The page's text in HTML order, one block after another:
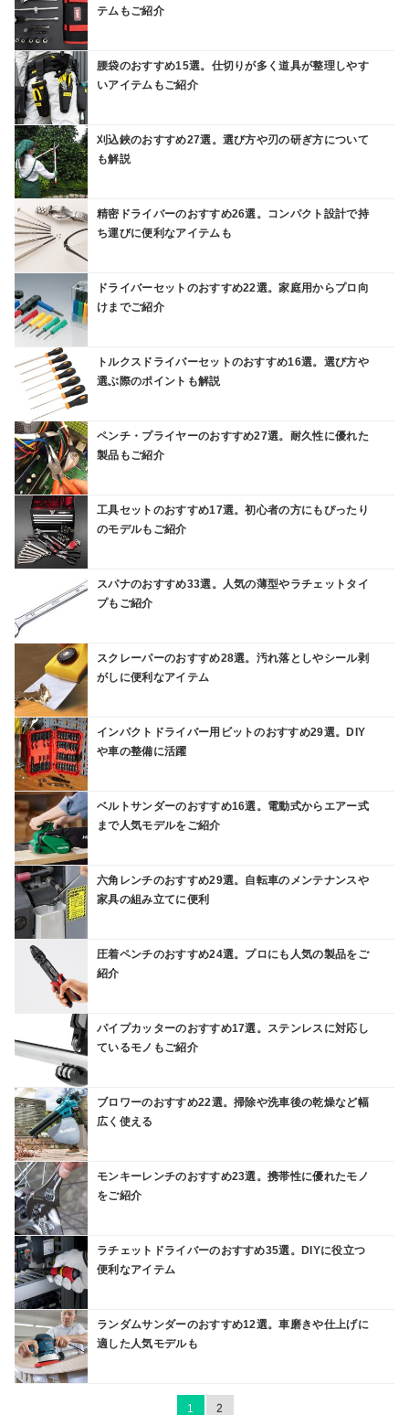
テムもご紹介
腰袋のおすすめ15選。仕切りが多く道具が整理しやす
いアイテムもご紹介
刈込鋏のおすすめ27選。選び方や刃の研ぎ方について
も解説
精密ドライバーのおすすめ26選。コンパクト設計で持
ち運びに便利なアイテムも
ドライバーセットのおすすめ22選。家庭用からプロ向
けまでご紹介
トルクスドライバーセットのおすすめ16選。選び方や
選ぶ際のポイントも解説
ペンチ・プライヤーのおすすめ27選。耐久性に優れた
製品もご紹介
工具セットのおすすめ17選。初心者の方にもぴったり
のモデルもご紹介
スパナのおすすめ33選。人気の薄型やラチェットタイ
プもご紹介
スクレーパーのおすすめ28選。汚れ落としやシール剥
がしに便利なアイテム
インパクトドライバー用ビットのおすすめ29選。DIY
や車の整備に活躍
ベルトサンダーのおすすめ16選。電動式からエアー式
まで人気モデルをご紹介
六角レンチのおすすめ29選。自転車のメンテナンスや
家具の組み立てに便利
圧着ペンチのおすすめ24選。プロにも人気の製品をご
紹介
パイプカッターのおすすめ17選。ステンレスに対応し
ているモノもご紹介
ブロワーのおすすめ22選。掃除や洗車後の乾燥など幅
広く使える
モンキーレンチのおすすめ23選。携帯性に優れたモノ
をご紹介
ラチェットドライバーのおすすめ35選。DIYに役立つ
便利なアイテム
ランダムサンダーのおすすめ12選。車磨きや仕上げに
適した人気モデルも
1 2